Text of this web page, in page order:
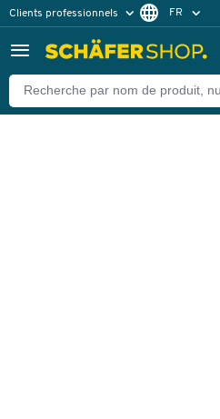
Clients professionnels
Clients particuliers
FR
Retour